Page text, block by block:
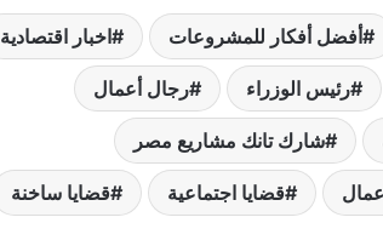
أفضل أفكار للمشروعات اخبار اقتصادية
رئيس الوزراء رجال أعمال
شارك تانك مشاريع مصر
قضايا اجتماعية قضايا ساخنة